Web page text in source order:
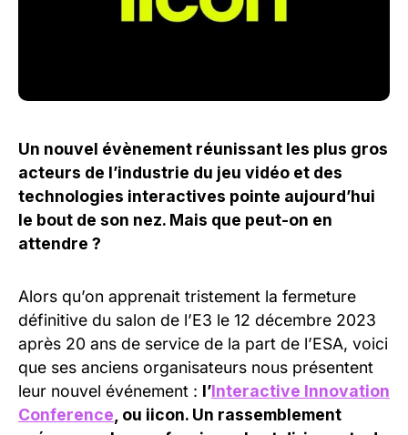
Un nouvel évènement réunissant les plus gros
acteurs de l’industrie du jeu vidéo et des
technologies interactives pointe aujourd’hui
le bout de son nez. Mais que peut-on en
attendre ?
Alors qu’on apprenait tristement la fermeture
définitive du salon de l’E3 le 12 décembre 2023
après 20 ans de service de la part de l’ESA, voici
que ses anciens organisateurs nous présentent
leur nouvel événement : l’Interactive Innovation
Conference , ou iicon. Un rassemblement